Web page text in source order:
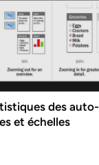
des auto-
et échelles